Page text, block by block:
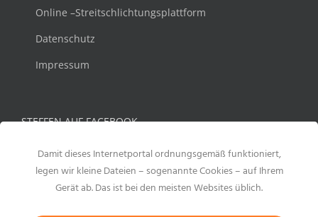
Online –Streitschlichtungsplattform
Datenschutz
Impressum
STEFFEN AUF FACEBOOK
Damit dieses Internetportal ordnungsgemäß funktioniert,
legen wir kleine Dateien – sogenannte Cookies – auf Ihrem
Gerät ab. Das ist bei den meisten Websites üblich.